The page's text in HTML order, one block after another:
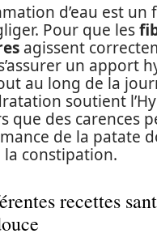
d’eau est un
Pour que les
agissent
un apport
au long de la
soutient
que des carences
de la patate
constipation.
recettes